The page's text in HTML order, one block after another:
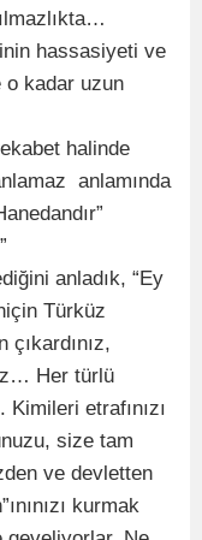
hassasiyeti ve
kadar uzun
halinde
anlamında
anladık, “Ey
Türküz
çıkardınız,
Her türlü
Kimileri etrafınızı
size tam
ve devletten
kurmak